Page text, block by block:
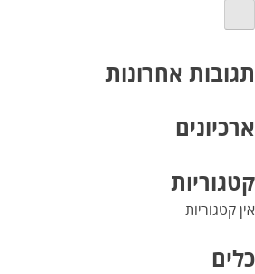
תגובות אחרונות
ארכיונים
קטגוריות
אין קטגוריות
כלים